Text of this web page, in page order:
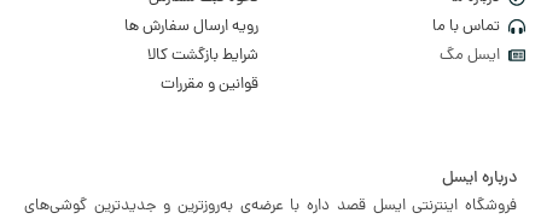
تماس با ما
ایسل مگ
رویه ارسال سفارش ها
شرایط بازگشت کالا
قوانین و مقررات
درباره ایسل
فروشگاه اینترنتی ایسل قصد داره با عرضه‌ی به‌روزترین و جدیدترین گوشی‌های